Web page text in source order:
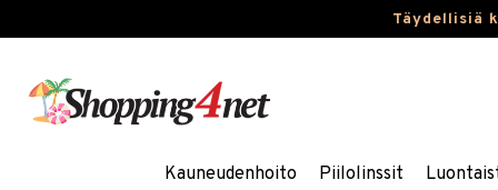
Täydellisiä
Kauneudenhoito Piilolinssit